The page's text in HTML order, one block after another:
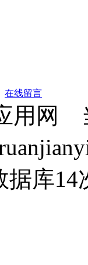
在线留言
用网
据库